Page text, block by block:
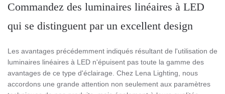
Commandez des luminaires linéaires à LED
qui se distinguent par un excellent design
Les avantages précédemment indiqués résultant de l'utilisation de
luminaires linéaires à LED n'épuisent pas toute la gamme des
avantages de ce type d'éclairage. Chez Lena Lighting, nous
accordons une grande attention non seulement aux paramètres